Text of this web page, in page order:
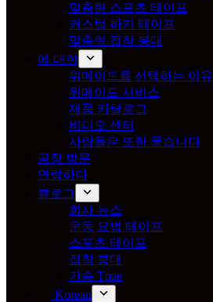
맞춤형 스포츠 테이프
커스텀 하키 테이프
맞춤형 접착 붕대
에 대한
위메이드를 선택하는 이유
위메이드 서비스
제품 카탈로그
비디오 센터
사람들은 또한 묻습니다
공장 방문
연락하다
블로그
회사 뉴스
운동 요법 테이프
스포츠 테이프
점착 붕대
가슴 Tpae
Korean